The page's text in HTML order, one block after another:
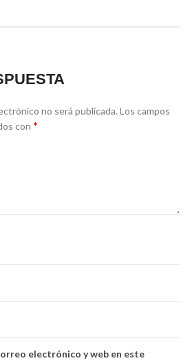
no será publicada.Los campos
con *
electrónico y web en este